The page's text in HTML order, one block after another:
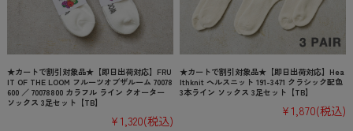
★カートで割引対象品★【即日出荷対応】FRU
IT OF THE LOOM フルーツオブザルーム 70078
600 ／ 70078800 カラフル ライン クオーター
ソックス 3足セット【TB】
¥1,320(税込)
★カートで割引対象品★【即日出荷対応】Hea
lthknit ヘルスニット 191-3471 クラシック配色
3本ライン ソックス 3足セット【TB】
¥1,870(税込)